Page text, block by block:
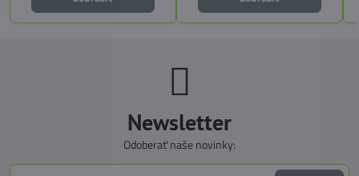
funkčnosť a slobodu na cestách.
Newsletter
Odoberať naše novinky: